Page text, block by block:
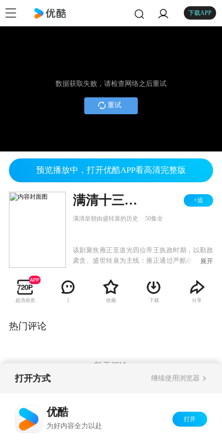
下载APP
数据获取失败，请检查网络之后重试
重试
预览播放中，打开优酷APP看高清完整版
满清十三皇朝2 +追
满清皇朝由盛转衰的历史 50集全
该剧聚焦雍正至道光四位帝王执政时期，以勤政
肃贪、盛世转衰为主线：雍正通过严酷改革充盈
难挽颓势，道光力行节俭仍未能中兴国运，折射
清朝由盛转衰的进程。
展开
超清画质 2 收藏 下载 分享
热门评论
暂无评论
打开方式 继续使用浏览器
优酷
为好内容全力以赴
打开